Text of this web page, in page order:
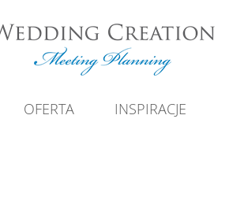
OFERTA INSPIRACJE